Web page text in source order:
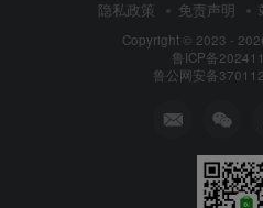
隐私政策 免责声明
Copyright © 2023 -
鲁ICP备
鲁公网安备